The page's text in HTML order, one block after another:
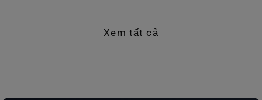
Xem tất cả